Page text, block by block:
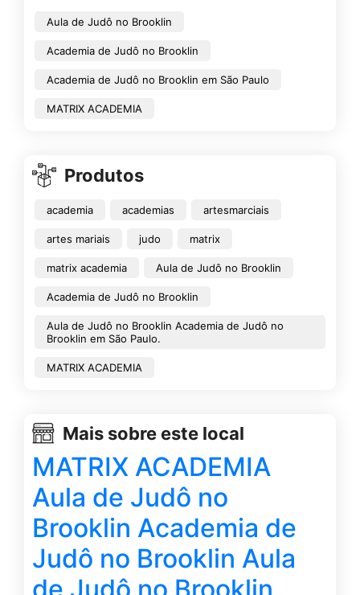
Aula de Judô no Brooklin
Academia de Judô no Brooklin
Academia de Judô no Brooklin em São Paulo
MATRIX ACADEMIA
Produtos
academia academias artesmarciais
artes mariais judo matrix
matrix academia Aula de Judô no Brooklin
Academia de Judô no Brooklin
Aula de Judô no Brooklin Academia de Judô no
Brooklin em São Paulo.
MATRIX ACADEMIA
Mais sobre este local
MATRIX ACADEMIA
Aula de Judô no
Brooklin Academia de
Judô no Brooklin Aula